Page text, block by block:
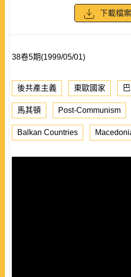
下載檔案
38卷5期(1999/05/01)
後共產主義 東歐國家
馬其頓 Post-Communism
Balkan Countries